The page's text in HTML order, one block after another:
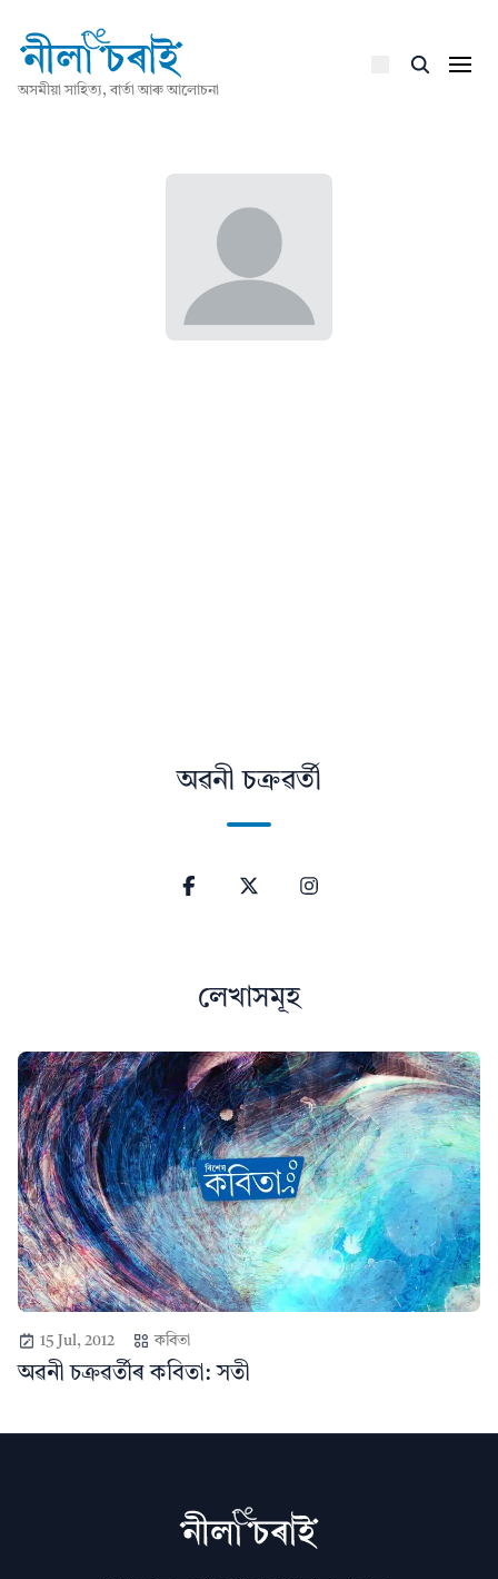
অসমীয়া সাহিত্য, বাৰ্তা আৰু আলোচনা
অৱনী চক্ৰৱৰ্তী
লেখাসমূহ
15 Jul, 2012 কবিতা
অৱনী চক্ৰৱৰ্তীৰ কবিতা: সতী